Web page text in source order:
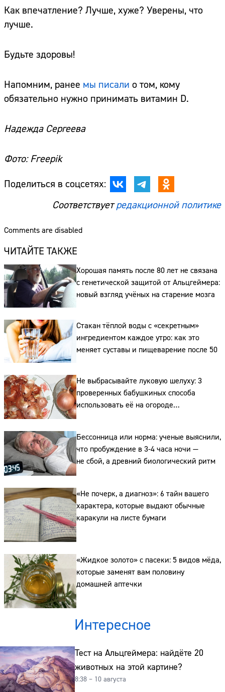
Как впечатление? Лучше, хуже? Уверены, что
лучше.
Будьте здоровы!
Напомним, ранее мы писали о том, кому
обязательно нужно принимать витамин D.
Надежда Сергеева
Фото: Freepik
Поделиться в соцсетях:
Соответствуетредакционной политике
Comments are disabled
ЧИТАЙТЕ ТАКЖЕ
Хорошая память после 80 лет не связана
с генетической защитой от Альцгеймера:
новый взгляд учёных на старение мозга
Стакан тёплой воды с «секретным»
ингредиентом каждое утро: как это
меняет суставы и пищеварение после 50
Не выбрасывайте луковую шелуху: 3
проверенных бабушкиных способа
использовать её на огороде
и для здоровья этой зимой
Бессонница или норма: ученые выяснили,
что пробуждение в 3-4 часа ночи —
не сбой, а древний биологический ритм
«Не почерк, а диагноз»: 6 тайн вашего
характера, которые выдают обычные
каракули на листе бумаги
«Жидкое золото» с пасеки: 5 видов мёда,
которые заменят вам половину
домашней аптечки
Интересное
Тест на Альцгеймера: найдёте 20
животных на этой картине?
8:38 – 10 августа